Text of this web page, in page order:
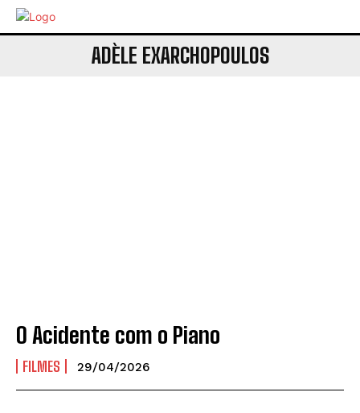
ADÈLE EXARCHOPOULOS
O Acidente com o Piano
FILMES 29/04/2026